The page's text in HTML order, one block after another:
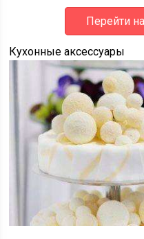
Перейти
Кухонные аксессуары